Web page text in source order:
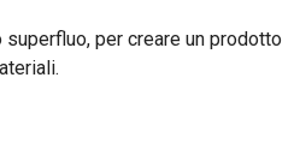
per creare un prodotto